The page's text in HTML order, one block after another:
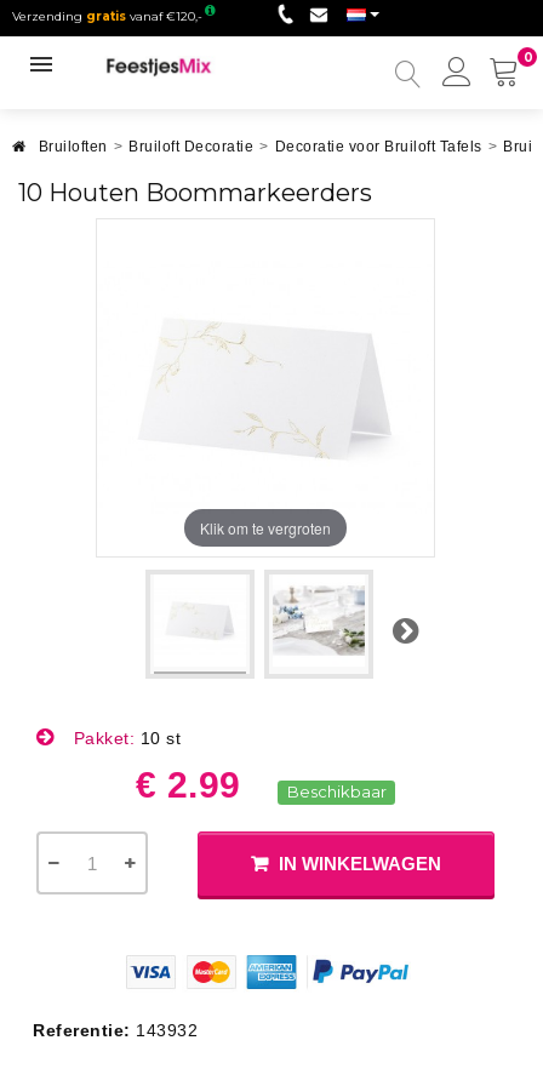
Verzending gratis vanaf €120,-
0
Mijn
Bruiloften > Bruiloft Decoratie > Decoratie voor Bruiloft Tafels >
10 Houten Boommarkeerders
Klik om te vergroten
Volgende
Pakket: 10 st
€ 2.99 Beschikbaar
IN WINKELWAGEN
Referentie: 143932